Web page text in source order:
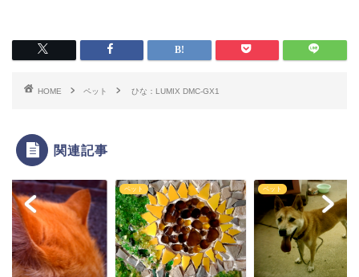
HOME ペット ひな：LUMIX DMC-GX1
関連記事
ペット ペット